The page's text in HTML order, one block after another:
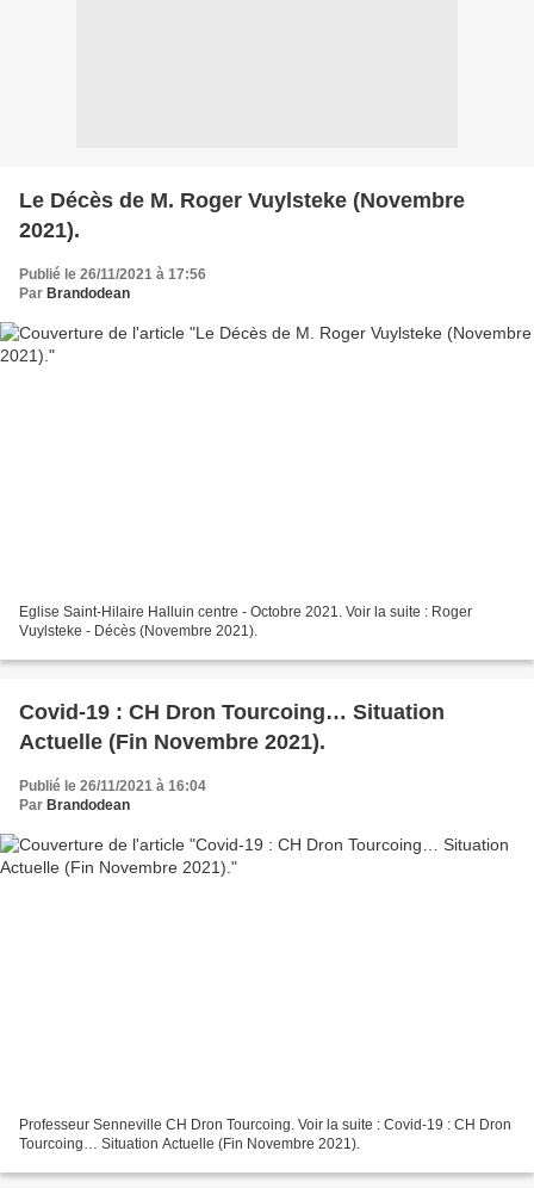
Le Décès de M. Roger Vuylsteke (Novembre
2021).
Publié le 26/11/2021 à 17:56
Par Brandodean
Eglise Saint-Hilaire Halluin centre - Octobre 2021. Voir la suite : Roger
Vuylsteke - Décès (Novembre 2021).
Covid-19 : CH Dron Tourcoing… Situation
Actuelle (Fin Novembre 2021).
Publié le 26/11/2021 à 16:04
Par Brandodean
Professeur Senneville CH Dron Tourcoing. Voir la suite : Covid-19 : CH Dron
Tourcoing… Situation Actuelle (Fin Novembre 2021).